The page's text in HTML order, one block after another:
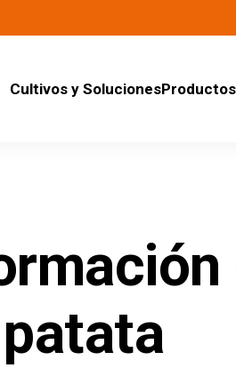
Cultivos y SolucionesProductos